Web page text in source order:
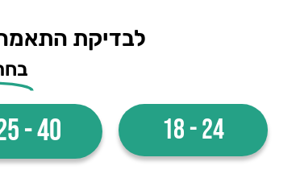
לבדיקת התאמה
24 - 18
40 - 25